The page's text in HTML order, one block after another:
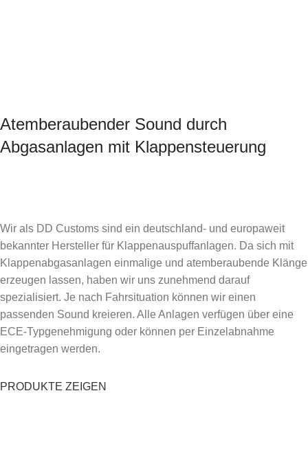
Atemberaubender Sound durch
Abgasanlagen mit Klappensteuerung
Wir als DD Customs sind ein deutschland- und europaweit
bekannter Hersteller für Klappenauspuffanlagen. Da sich mit
Klappenabgasanlagen einmalige und atemberaubende Klänge
erzeugen lassen, haben wir uns zunehmend darauf
spezialisiert. Je nach Fahrsituation können wir einen
passenden Sound kreieren. Alle Anlagen verfügen über eine
ECE-Typgenehmigung oder können per Einzelabnahme
eingetragen werden.
PRODUKTE ZEIGEN